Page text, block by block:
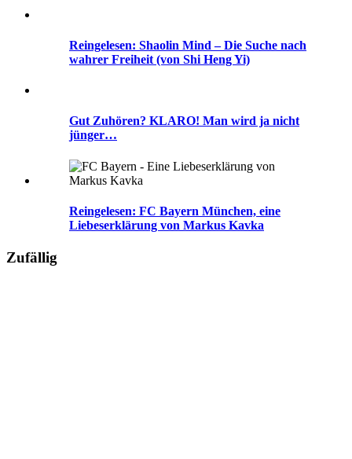
Reingelesen: Shaolin Mind – Die Suche nach
wahrer Freiheit (von Shi Heng Yi)
Gut Zuhören? KLARO! Man wird ja nicht
jünger…
Reingelesen: FC Bayern München, eine
Liebeserklärung von Markus Kavka
Zufällig